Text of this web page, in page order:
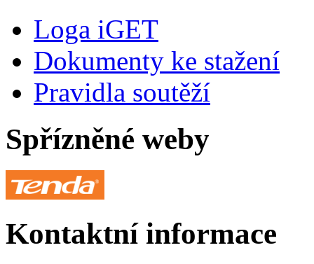
Loga iGET
Dokumenty ke stažení
Pravidla soutěží
Spřízněné weby
Kontaktní informace